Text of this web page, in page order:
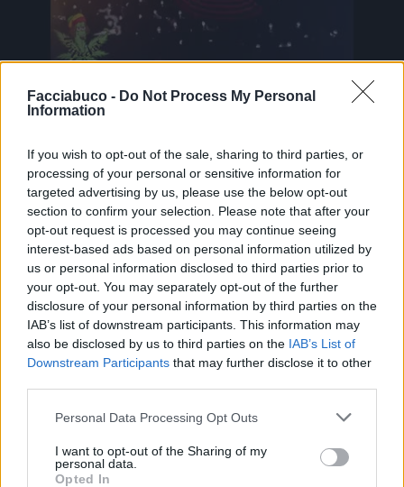
Facciabuco - Do Not Process My Personal
Information
If you wish to opt-out of the sale, sharing to third parties, or
processing of your personal or sensitive information for
targeted advertising by us, please use the below opt-out
section to confirm your selection. Please note that after your
opt-out request is processed you may continue seeing
interest-based ads based on personal information utilized by
us or personal information disclosed to third parties prior to
your opt-out. You may separately opt-out of the further
disclosure of your personal information by third parties on the
IAB’s list of downstream participants. This information may
also be disclosed by us to third parties on the IAB’s List of
Downstream Participants that may further disclose it to other
Personal Data Processing Opt Outs
I want to opt-out of the Sharing of my
personal data.
Opted In
Stime: 9
Ti stimo fratello
Link
Salva
Idolo
Adele